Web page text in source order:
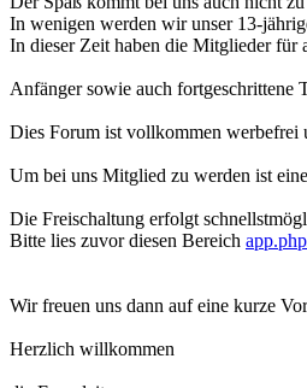
In wenigen werden wir unser 13-
In dieser Zeit haben die Mitglieder für
Anfänger sowie auch fortgeschrittene
Dies Forum ist vollkommen werbefrei
Um bei uns Mitglied zu werden ist
Die Freischaltung erfolgt
Bitte lies zuvor diesen Bereich
Wir freuen uns dann auf eine kurze
Herzlich willkommen